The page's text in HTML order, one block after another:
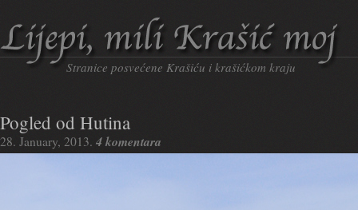
Stranice posvećene Krašiću i krašićkom kraju
Pogled od Hutina
28. January, 2013. 4 komentara